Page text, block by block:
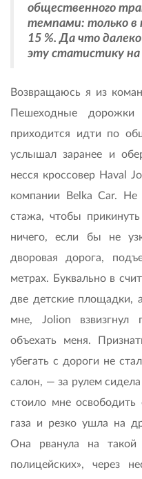
общественного
темпами: только в
15 %. Да что
эту статистику на
Возвращаюсь я из
Пешеходные
приходится идти по
услышал заранее и
несся кроссовер Haval
компании Belka Car.
стажа, чтобы
ничего, если бы не
дворовая дорога,
метрах. Буквально в
две детские площадки,
мне, Jolion взвизгнул
объехать меня.
убегать с дороги не
салон, — за рулем
стоило мне
газа и резко ушла на
Она рванула на такой
полицейских», через